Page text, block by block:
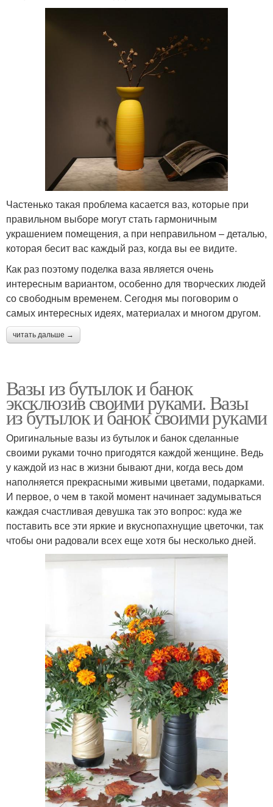
Частенько такая проблема касается ваз, которые при
правильном выборе могут стать гармоничным
украшением помещения, а при неправильном – деталью,
которая бесит вас каждый раз, когда вы ее видите.
Как раз поэтому поделка ваза является очень
интересным вариантом, особенно для творческих людей
со свободным временем. Сегодня мы поговорим о
самых интересных идеях, материалах и многом другом.
читать дальше →
Вазы из бутылок и банок
эксклюзив своими руками. Вазы
из бутылок и банок своими руками
Оригинальные вазы из бутылок и банок сделанные
своими руками точно пригодятся каждой женщине. Ведь
у каждой из нас в жизни бывают дни, когда весь дом
наполняется прекрасными живыми цветами, подарками.
И первое, о чем в такой момент начинает задумываться
каждая счастливая девушка так это вопрос: куда же
поставить все эти яркие и вкуснопахнущие цветочки, так
чтобы они радовали всех еще хотя бы несколько дней.